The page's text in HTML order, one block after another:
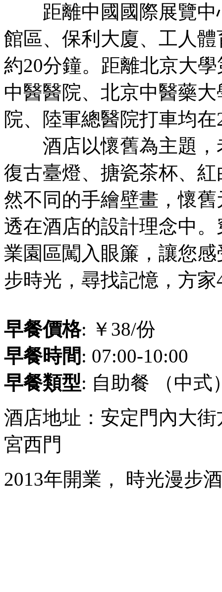
距離中國國際展覽中
館區、保利大廈、工人
約20分鐘。距離北京大
中醫醫院、北京中醫藥
院、陸軍總醫院打車均
酒店以懷舊為主題，
復古臺燈、搪瓷茶杯、
然不同的手繪壁畫，懷
透在酒店的設計理念中
業園區闖入眼簾，讓您
步時光，尋找記憶，方
早餐價格: ￥38/份
早餐時間: 07:00-10:00
早餐類型: 自助餐 （中式
酒店地址：安定門內大
宮西門
2013年開業， 時光漫